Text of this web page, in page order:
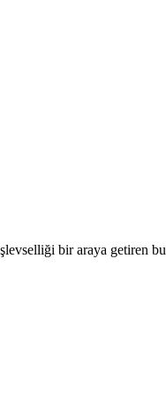
bir araya getiren